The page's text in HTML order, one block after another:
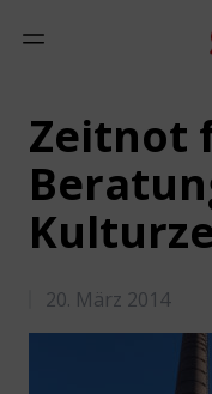
Mobiles Menü
Zeitnot
20. März 2014